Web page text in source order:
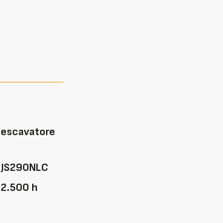
escavatore
JS290NLC
2.500 h